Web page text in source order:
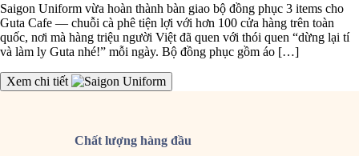
Saigon Uniform vừa hoàn thành bàn giao bộ đồng phục 3 items cho
Guta Cafe — chuỗi cà phê tiện lợi với hơn 100 cửa hàng trên toàn
quốc, nơi mà hàng triệu người Việt đã quen với thói quen “dừng lại tí
và làm ly Guta nhé!” mỗi ngày. Bộ đồng phục gồm áo […]
Xem chi tiết
Chất lượng hàng đầu